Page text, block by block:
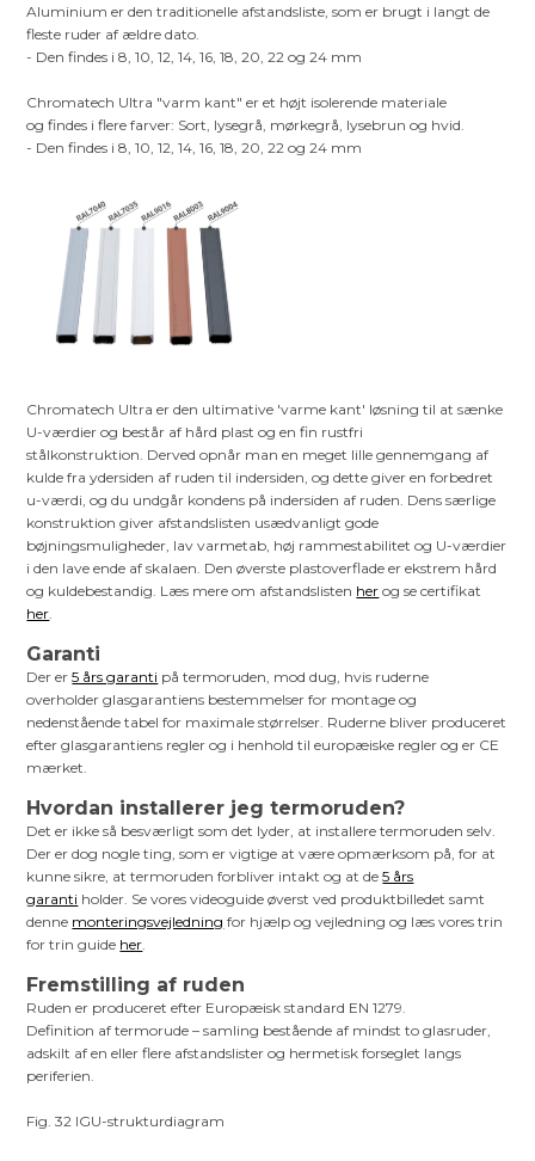
Aluminium er den traditionelle afstandsliste, som er brugt i langt de
fleste ruder af ældre dato.
- Den findes i 8, 10, 12, 14, 16, 18, 20, 22 og 24 mm
Chromatech Ultra "varm kant" er et højt isolerende materiale
og findes i flere farver: Sort, lysegrå, mørkegrå, lysebrun og hvid.
- Den findes i 8, 10, 12, 14, 16, 18, 20, 22 og 24 mm
Chromatech Ultra er den ultimative 'varme kant' løsning til at sænke
U-værdier og består af hård plast og en fin rustfri
stålkonstruktion. Derved opnår man en meget lille gennemgang af
kulde fra ydersiden af ruden til indersiden, og dette giver en forbedret
u-værdi, og du undgår kondens på indersiden af ruden. Dens særlige
konstruktion giver afstandslisten usædvanligt gode
bøjningsmuligheder, lav varmetab, høj rammestabilitet og U-værdier
i den lave ende af skalaen. Den øverste plastoverflade er ekstrem hård
og kuldebestandig. Læs mere om afstandslisten her og se certifikat
her
Garanti
Der er5 års garanti på termoruden, mod dug, hvis ruderne
overholder glasgarantiens bestemmelser for montage og
nedenstående tabel for maximale størrelser. Ruderne bliver produceret
efter glasgarantiens regler og i henhold til europæiske regler og er CE
mærket.
Hvordan installerer jeg termoruden?
Det er ikke så besværligt som det lyder, at installere termoruden selv.
Der er dog nogle ting, som er vigtige at være opmærksom på, for at
kunne sikre, at termoruden forbliver intakt og at de5 års
garanti holder. Se vores videoguide øverst ved produktbilledet samt
denne monteringsvejledning for hjælp og vejledning og læs vores trin
for trin guide her
Fremstilling af ruden
Ruden er produceret efter Europæisk standard EN 1279.
Definition af termorude – samling bestående af mindst to glasruder,
adskilt af en eller flere afstandslister og hermetisk forseglet langs
periferien.
Fig. 32 IGU-strukturdiagram